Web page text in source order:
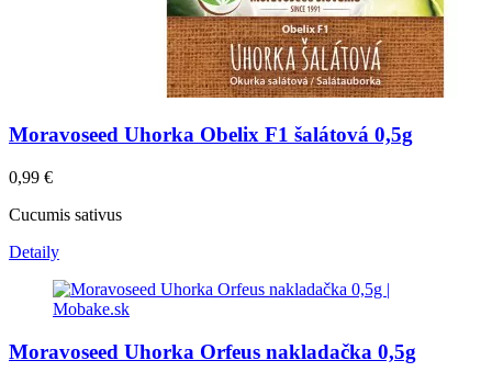
Moravoseed Uhorka Obelix F1 šalátová 0,5g
0,99 €
Cucumis sativus
Detaily
Moravoseed Uhorka Orfeus nakladačka 0,5g